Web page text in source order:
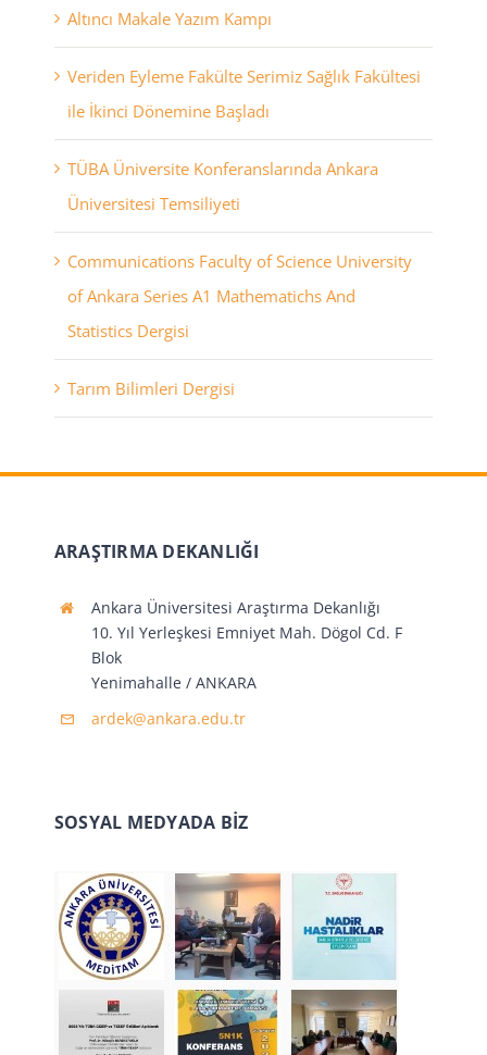
Altıncı Makale Yazım Kampı
Veriden Eyleme Fakülte Serimiz Sağlık Fakültesi
ile İkinci Dönemine Başladı
TÜBA Üniversite Konferanslarında Ankara
Üniversitesi Temsiliyeti
Communications Faculty of Science University
of Ankara Series A1 Mathematichs And
Statistics Dergisi
Tarım Bilimleri Dergisi
ARAŞTIRMA DEKANLIĞI
Ankara Üniversitesi Araştırma Dekanlığı
10. Yıl Yerleşkesi Emniyet Mah. Dögol Cd. F
Blok
Yenimahalle / ANKARA
ardek@ankara.edu.tr
SOSYAL MEDYADA BİZ